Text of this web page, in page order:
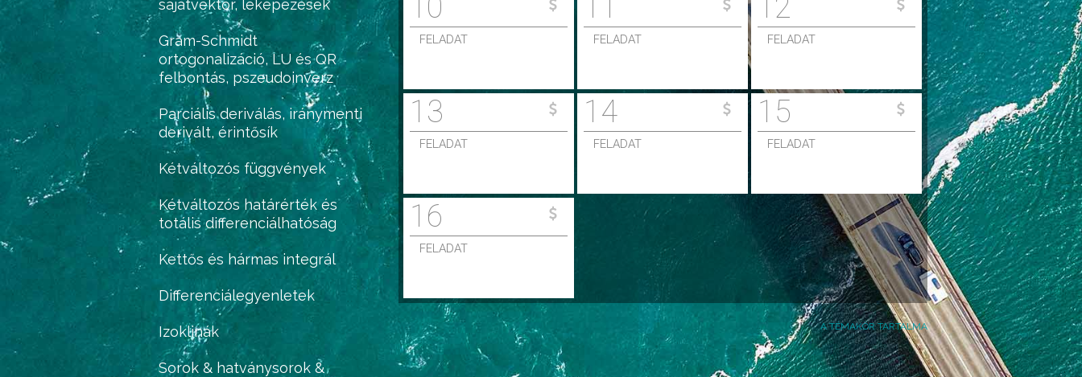
sajátvektor, leképezések
Gram-Schmidt
ortogonalizáció, LU és QR
felbontás, pszeudoinverz
Parciális deriválás, iránymenti
derivált, érintősík
Kétváltozós függvények
Kétváltozós határérték és
totális differenciálhatóság
Kettős és hármas integrál
Differenciálegyenletek
Izoklinák
Sorok & hatványsorok &
10
FELADAT
11
FELADAT
12
FELADAT
13
FELADAT
14
FELADAT
15
FELADAT
16
FELADAT
A TÉMAKÖR TARTALMA